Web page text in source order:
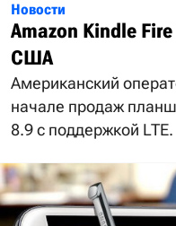
Новости
Amazon Kindle
США
Американский
начале продаж
8.9 с поддержкой LTE.